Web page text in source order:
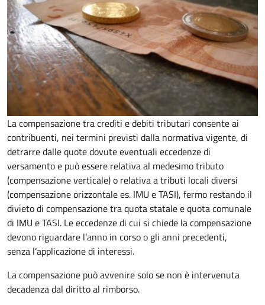
La compensazione tra crediti e debiti tributari consente ai
contribuenti, nei termini previsti dalla normativa vigente, di
detrarre dalle quote dovute eventuali eccedenze di
versamentoe può essere relativa al medesimo tributo
(compensazione verticale) o relativa a tributi locali diversi
(compensazione orizzontale es. IMU e TASI), fermo restando il
divieto di compensazione tra quota statale e quota comunale
di IMU e TASI. Le eccedenze di cui si chiede la compensazione
devono riguardare l’anno in corso o gli anni precedenti,
senza l’applicazione di interessi.
La compensazione può avvenire solo se non è intervenuta
decadenza dal diritto al rimborso.